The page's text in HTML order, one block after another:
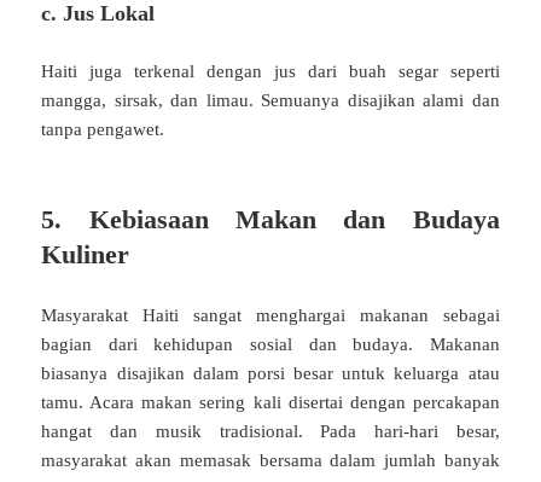
c. Jus Lokal
Haiti juga terkenal dengan jus dari buah segar seperti
mangga, sirsak, dan limau. Semuanya disajikan alami dan
tanpa pengawet.
5. Kebiasaan Makan dan Budaya
Kuliner
Masyarakat Haiti sangat menghargai makanan sebagai
bagian dari kehidupan sosial dan budaya. Makanan
biasanya disajikan dalam porsi besar untuk keluarga atau
tamu. Acara makan sering kali disertai dengan percakapan
hangat dan musik tradisional. Pada hari-hari besar,
masyarakat akan memasak bersama dalam jumlah banyak